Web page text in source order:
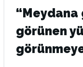
“Meydana
görünen